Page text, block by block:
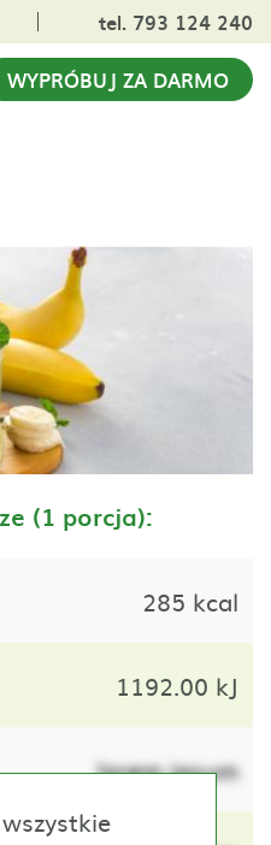
tel. 793 124 240
WYPRÓBUJ ZA DARMO
(1 porcja):
285 kcal
1192.00 kJ
lorem ipsum